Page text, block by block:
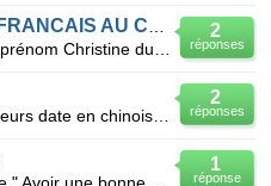
2
réponses
2
réponses
1
réponse